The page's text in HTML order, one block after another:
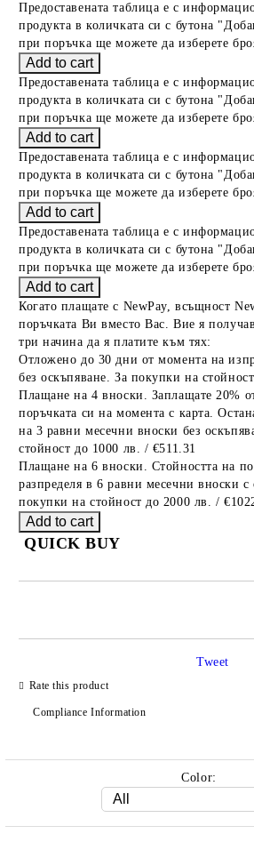
Предоставената таблица е с
продукта в количката си с бутона
при поръчка ще можете да изберете
Предоставената таблица е с
продукта в количката си с бутона
при поръчка ще можете да изберете
Предоставената таблица е с
продукта в количката си с бутона
при поръчка ще можете да изберете
Предоставената таблица е с
продукта в количката си с бутона
при поръчка ще можете да изберете
Когато плащате с NewPay, всъщност
поръчката Ви вместо Вас. Вие я
три начина да я платите към тях:
Отложено до 30 дни от момента на
без оскъпяване. За покупки на
Плащане на 4 вноски. Заплащате 20%
поръчката си на момента с карта.
на 3 равни месечни вноски без
стойност до 1000 лв. / €511.31
Плащане на 6 вноски. Стойността на
разпределя в 6 равни месечни вноски с
покупки на стойност до 2000 лв. /
QUICK BUY
We will contact you to finalize the order
Rate this product
Compliance Information
Tweet
Color: